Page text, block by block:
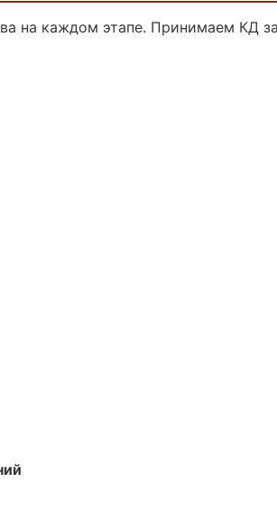
на каждом этапе. Принимаем КД